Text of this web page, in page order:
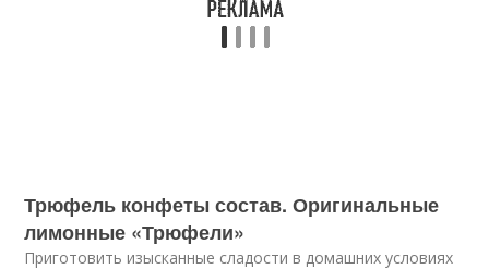
Трюфель конфеты состав. Оригинальные
лимонные «Трюфели»
Приготовить изысканные сладости в домашних условиях